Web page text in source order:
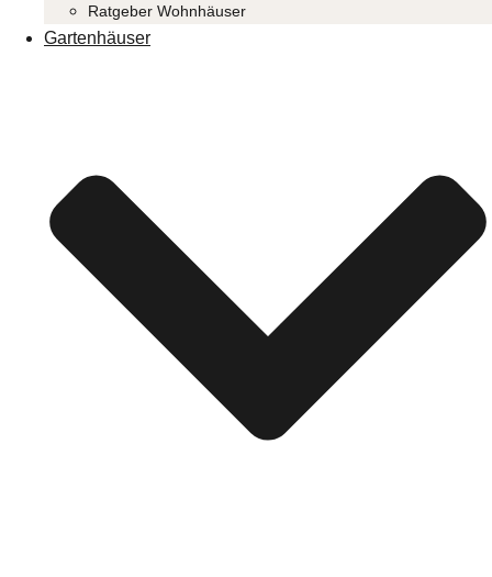
Ratgeber Wohnhäuser
Gartenhäuser